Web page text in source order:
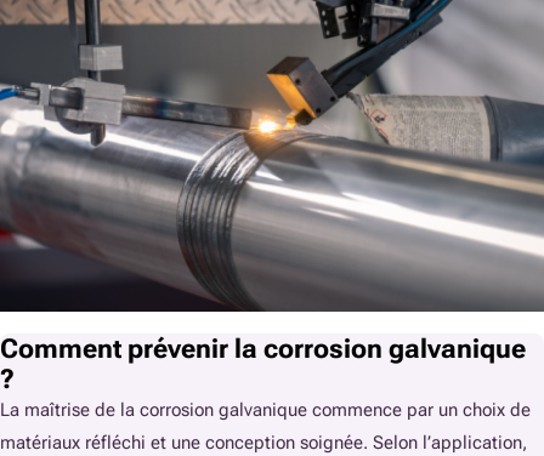
Comment prévenir la corrosion galvanique
?
La maîtrise de la corrosion galvanique commence par un choix de
matériaux réfléchi et une conception soignée. Selon l’application,